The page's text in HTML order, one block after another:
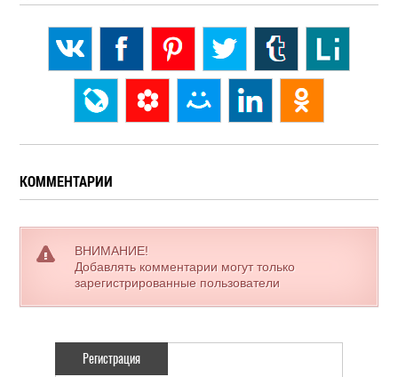
КОММЕНТАРИИ
ВНИМАНИЕ!
Добавлять комментарии могут только
зарегистрированные пользователи
Регистрация